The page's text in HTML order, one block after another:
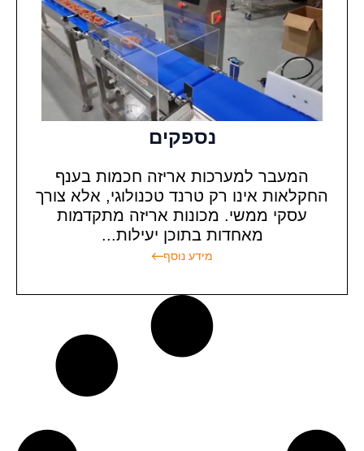
נספקים
המעבר למערכות אריזה חכמות בענף
החקלאות אינו רק טרנד טכנולוגי, אלא צורך
עסקי ממשי. מכונות אריזה מתקדמות
מאחדות בתוכן יעילות...
מידע נוסף